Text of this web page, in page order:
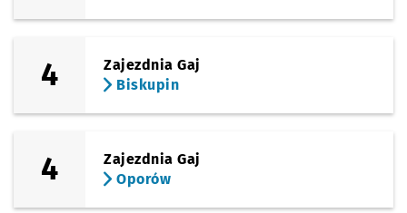
4
Zajezdnia Gaj
Biskupin
4
Zajezdnia Gaj
Oporów